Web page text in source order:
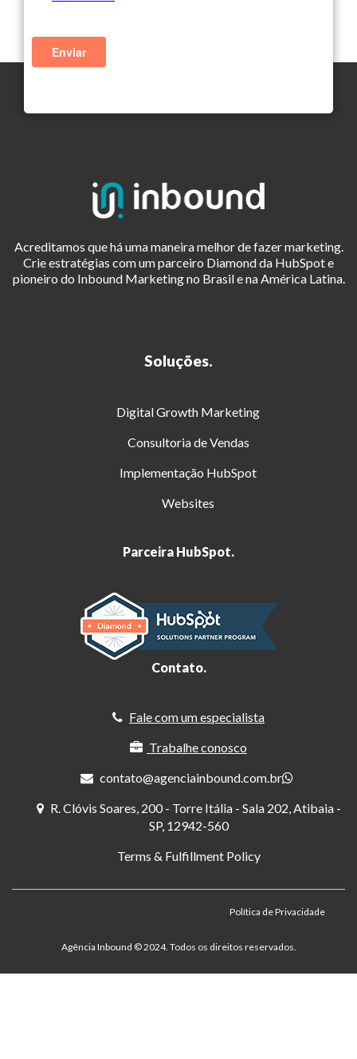
Acreditamos que há uma maneira melhor de fazer marketing.
Crie estratégias com um parceiro Diamond da HubSpot e
pioneiro do Inbound Marketing no Brasil e na América Latina.
Soluções.
Digital Growth Marketing
Consultoria de Vendas
Implementação HubSpot
Websites
Parceira HubSpot.
Contato.
Fale com um especialista
Trabalhe conosco
contato@agenciainbound.com.br
R. Clóvis Soares, 200 - Torre Itália - Sala 202, Atibaia -
SP, 12942-560
Terms & Fulfillment Policy
Agência Inbound ©️ 2024. Todos os direitos reservados.
Política de Privacidade